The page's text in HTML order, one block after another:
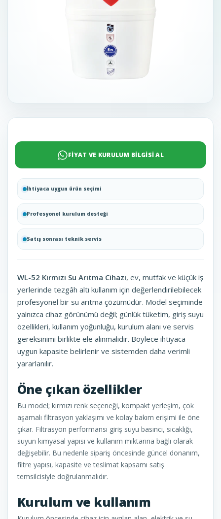
İhtiyaca uygun ürün seçimi
Profesyonel kurulum desteği
Satış sonrası teknik servis
WL-52 Kırmızı Su Arıtma Cihazı, ev, mutfak ve küçük iş
yerlerinde tezgâh altı kullanım için değerlendirilebilecek
profesyonel bir su arıtma çözümüdür. Model seçiminde
yalnızca cihaz görünümü değil; günlük tüketim, giriş suyu
özellikleri, kullanım yoğunluğu, kurulum alanı ve servis
gereksinimi birlikte ele alınmalıdır. Böylece ihtiyaca
uygun kapasite belirlenir ve sistemden daha verimli
yararlanılır.
Öne çıkan özellikler
Bu model; kırmızı renk seçeneği, kompakt yerleşim, çok
aşamalı filtrasyon yaklaşımı ve kolay bakım erişimi ile öne
çıkar. Filtrasyon performansı giriş suyu basıncı, sıcaklığı,
suyun kimyasal yapısı ve kullanım miktarına bağlı olarak
değişebilir. Bu nedenle sipariş öncesinde güncel donanım,
filtre yapısı, kapasite ve teslimat kapsamı satış
temsilcisiyle doğrulanmalıdır.
Kurulum ve kullanım
FİYAT VE KURULUM BİLGİSİ AL